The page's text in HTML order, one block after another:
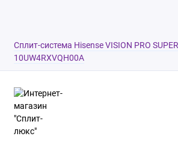
Дежурный обогрев +8 °С;
Встроенный модуль Wi-Fi;
Низкий уровень шума 18
Сплит-система Hisense VISION PRO
10UW4RXVQH00A